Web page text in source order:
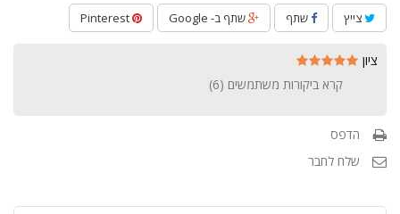
צייץ שתף שתף ב- Google
ציון
קרא ביקורות משתמשים (6
)
הדפס
שלח לחבר